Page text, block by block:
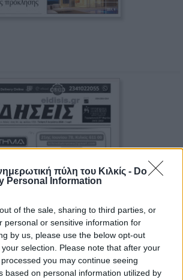
πύλη του Κιλκίς - Do
Personal Information
of the sale, sharing to third parties, or
personal or sensitive information for
by us, please use the below opt-out
selection. Please note that after your
you may continue seeing
based on personal information utilized by